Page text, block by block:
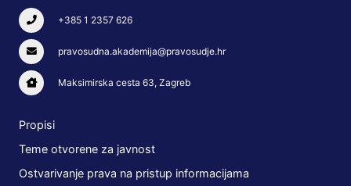
+385 1 2357 626
pravosudna.akademija@pravosudje.hr
Maksimirska cesta 63, Zagreb
Propisi
Teme otvorene za javnost
Ostvarivanje prava na pristup informacijama